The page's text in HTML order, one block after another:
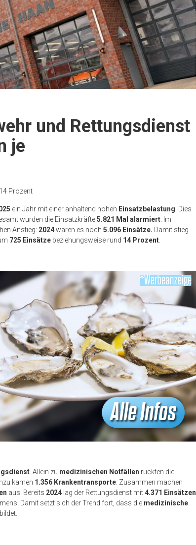
und Rettungsdienst
je
Prozent
ein Jahr mit einer anhaltend hohen Einsatzbelastung . Dies
wurden die Einsatzkräfte5.821 Mal alarmiert . Im
Anstieg: 2024waren es noch 5.096 Einsätze. Damit stieg
725 Einsätze beziehungsweise rund 14 Prozent
. Allein zu medizinischen Notfällen rückten die
kamen 1.356 Krankentransporte. Zusammen machen
aus. Bereits 2024 lag der Rettungsdienst mit4.371 Einsätzen
Damit setzt sich der Trend fort, dass die medizinische